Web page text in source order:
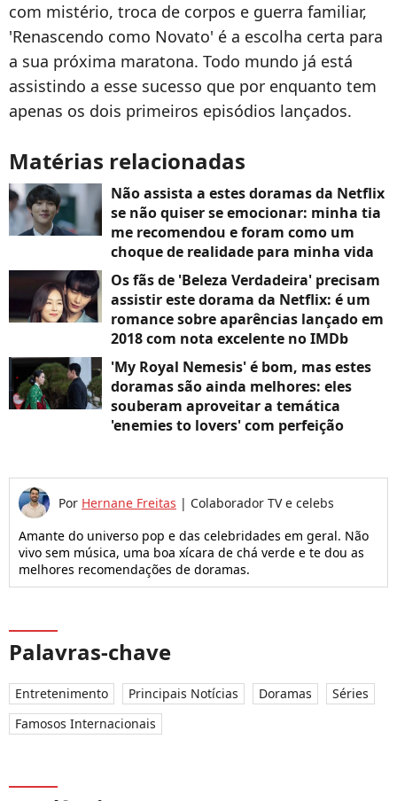
com mistério, troca de corpos e guerra familiar,
'Renascendo como Novato' é a escolha certa para
a sua próxima maratona. Todo mundo já está
assistindo a esse sucesso que por enquanto tem
apenas os dois primeiros episódios lançados.
Matérias relacionadas
Não assista a estes doramas da Netflix
se não quiser se emocionar: minha tia
me recomendou e foram como um
choque de realidade para minha vida
Os fãs de 'Beleza Verdadeira' precisam
assistir este dorama da Netflix: é um
romance sobre aparências lançado em
2018 com nota excelente no IMDb
'My Royal Nemesis' é bom, mas estes
doramas são ainda melhores: eles
souberam aproveitar a temática
'enemies to lovers' com perfeição
Por Hernane Freitas | Colaborador TV e celebs
Amante do universo pop e das celebridades em geral. Não
vivo sem música, uma boa xícara de chá verde e te dou as
melhores recomendações de doramas.
Palavras-chave
Entretenimento Principais Notícias Doramas
Séries
Famosos Internacionais